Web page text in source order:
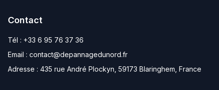
Contact
Tél : +33 6 95 76 37 36
Email : contact@depannagedunord.fr
Adresse : 435 rue André Plockyn, 59173 Blaringhem, France